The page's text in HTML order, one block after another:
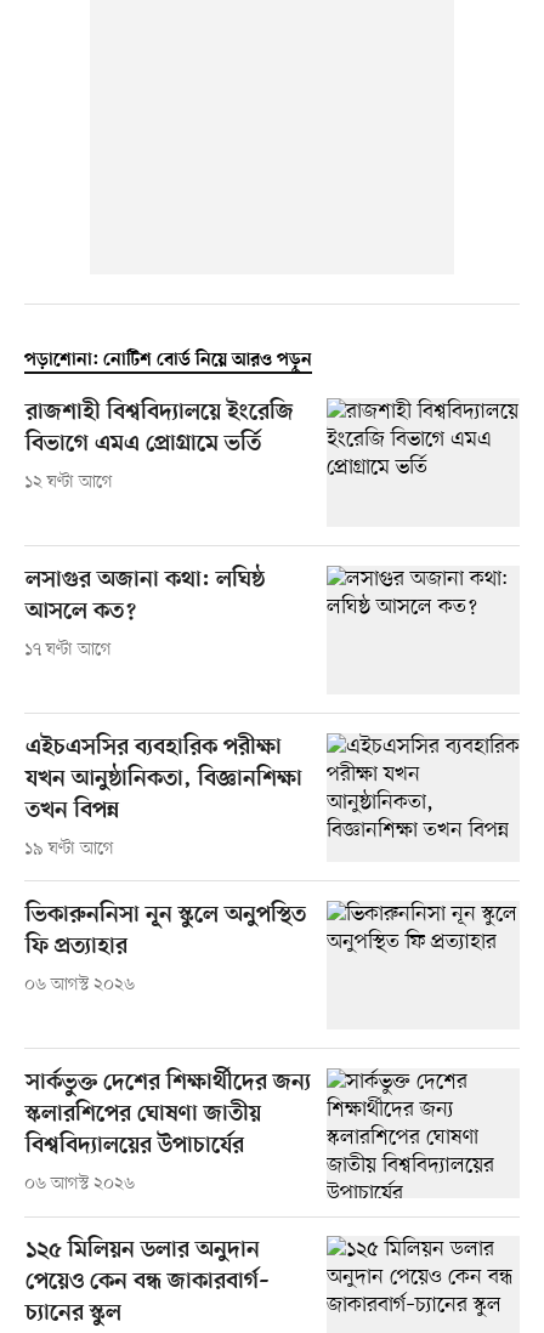
পড়াশোনা: নোটিশ বোর্ড নিয়ে আরও পড়ুন
রাজশাহী বিশ্ববিদ্যালয়ে ইংরেজি
বিভাগে এমএ প্রোগ্রামে ভর্তি
১২ ঘণ্টা আগে
লসাগুর অজানা কথা: লঘিষ্ঠ
আসলে কত?
১৭ ঘণ্টা আগে
এইচএসসির ব্যবহারিক পরীক্ষা
যখন আনুষ্ঠানিকতা, বিজ্ঞানশিক্ষা
তখন বিপন্ন
১৯ ঘণ্টা আগে
ভিকারুননিসা নূন স্কুলে অনুপস্থিত
ফি প্রত্যাহার
০৬ আগস্ট ২০২৬
সার্কভুক্ত দেশের শিক্ষার্থীদের জন্য
স্কলারশিপের ঘোষণা জাতীয়
বিশ্ববিদ্যালয়ের উপাচার্যের
০৬ আগস্ট ২০২৬
১২৫ মিলিয়ন ডলার অনুদান
পেয়েও কেন বন্ধ জাকারবার্গ–
চ্যানের স্কুল